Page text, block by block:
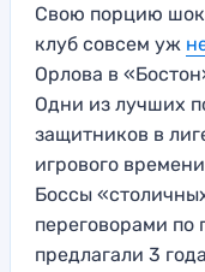
Свою порцию
клуб совсем уж
Орлова в
Одни из лучших
защитников в
игрового
Боссы
переговорами по
предлагали 3